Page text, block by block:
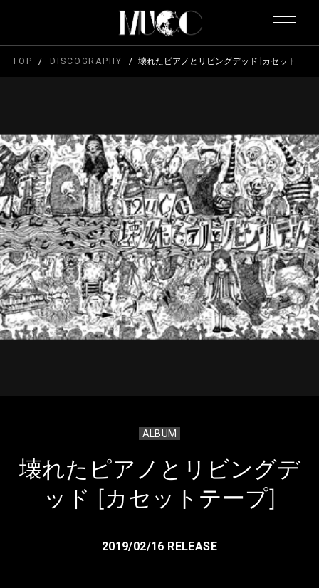
TOP DISCOGRAPHY 壊れたピアノとリビングデッド [カセットテー
ALBUM
壊れたピアノとリビングデ
ッド [カセットテープ]
2019/02/16 RELEASE